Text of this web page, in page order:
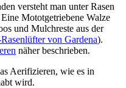
versteht man unter Rasen
Mototgetriebene Walze
und Mulchreste aus der
von Gardena).
näher beschrieben.
Aerifizieren, wie es in
wird.